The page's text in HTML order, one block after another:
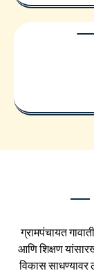
ग्रामपंचायत
आणि शिक्षण
विकास साधण्यावर